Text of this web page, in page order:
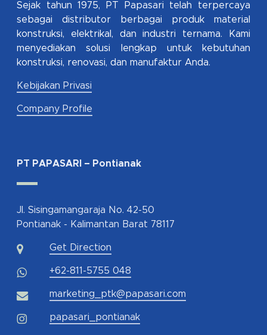
Sejak tahun 1975, PT Papasari telah terpercaya
sebagai distributor berbagai produk material
konstruksi, elektrikal, dan industri ternama. Kami
menyediakan solusi lengkap untuk kebutuhan
konstruksi, renovasi, dan manufaktur Anda.
Kebijakan Privasi
Company Profile
PT PAPASARI – Pontianak
Jl. Sisingamangaraja No. 42-50
Pontianak - Kalimantan Barat 78117
Get Direction
+62-811-5755 048
marketing_ptk@papasari.com
papasari_pontianak